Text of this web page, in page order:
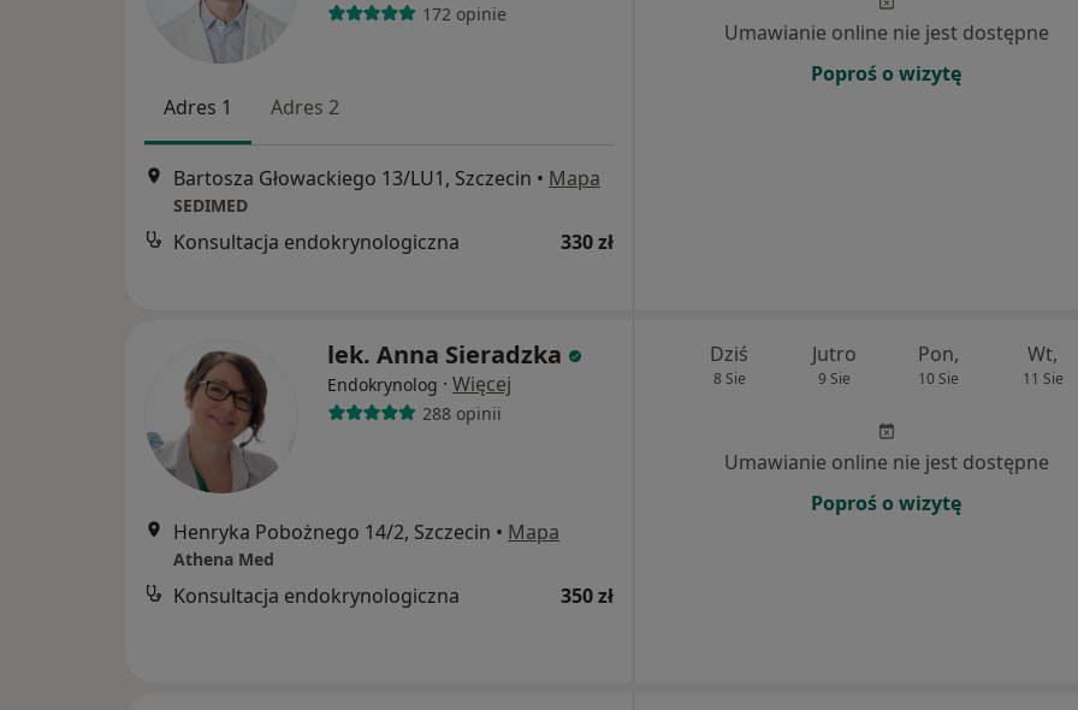
172 opinie
Adres 1 Adres 2
Bartosza Głowackiego 13/LU1, Szczecin • Mapa
SEDIMED
Konsultacja endokrynologiczna 330 zł
Umawianie online nie jest dostępne
Poproś o wizytę
lek. Anna Sieradzka
Endokrynolog · Więcej
288 opinii
Henryka Pobożnego 14/2, Szczecin • Mapa
Athena Med
Konsultacja endokrynologiczna 350 zł
Dziś
8 Sie
Jutro
9 Sie
Pon,
10 Sie
Wt,
11 Sie
Umawianie online nie jest dostępne
Poproś o wizytę